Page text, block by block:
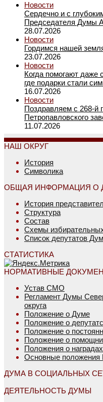
Новости
Сердечно и с
Председателя Думы
28.07.2026
Новости
Гордимся нашей
23.07.2026
Новости
Когда помогают даже
где подарки стали
16.07.2026
Новости
Поздравляем с 268-й
Петропавловского
11.07.2026
НАШ ОКРУГ
История
Символика
ОБЩАЯ ИНФОРМАЦИЯ О
История
Структура
Состав
Схемы
Список депутатов
СТАТИСТИКА
НОРМАТИВНЫЕ
Устав СМО
Регламент Думы
округа
Положение о Думе
Положение о
Положение о
Положение о
Положения о
Основные положения
ДУМА В СОЦИАЛЬНЫХ
ДЕЯТЕЛЬНОСТЬ ДУМЫ